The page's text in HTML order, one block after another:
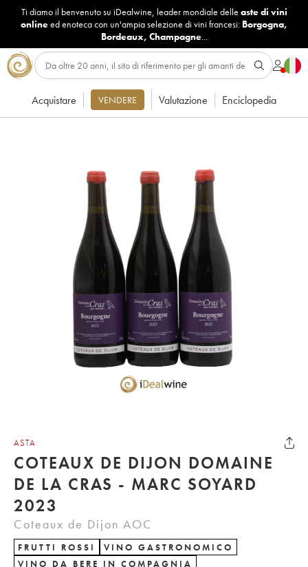
Ti diamo il benvenuto su iDealwine, leader mondiale delle aste di vini
onlineed enoteca con un'ampia selezione di vini francesi: Borgogna,
Bordeaux, Champagne...
Acquistare VENDERE Valutazione Enciclopedia
ASTA
COTEAUX DE DIJON DOMAINE
DE LA CRAS - MARC SOYARD
2023
Coteaux de Dijon AOC
FRUTTI ROSSI
VINO GASTRONOMICO
VINO DA BERE IN COMPAGNIA